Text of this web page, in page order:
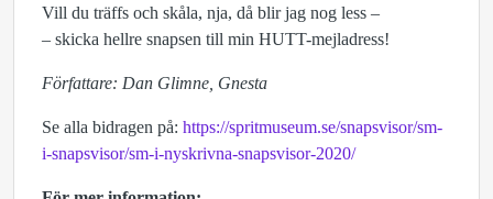
Vill du träffs och skåla, nja, då blir jag nog less –
– skicka hellre snapsen till min HUTT-mejladress!
Författare: Dan Glimne, Gnesta
Se alla bidragen på: https://spritmuseum.se/snapsvisor/sm-
i-snapsvisor/sm-i-nyskrivna-snapsvisor-2020/